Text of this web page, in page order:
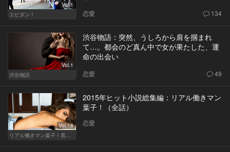
Vol.1
エビダン！
恋愛 134
Vol.1
渋谷物語
渋谷物語：突然、うしろから肩を掴まれ
て…。都会のど真ん中で女が果たした、運
命の出会い
恋愛 49
Vol.18
リアル働きマン葉子！黒革の編集手帳 written by 内埜さくら
2015年ヒット小説総集編：リアル働きマン
葉子！（全話）
恋愛